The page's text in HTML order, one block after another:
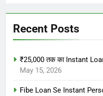
Recent Posts
₹25,000 तक का Instant
May 15, 2026
Fibe Loan Se Instant